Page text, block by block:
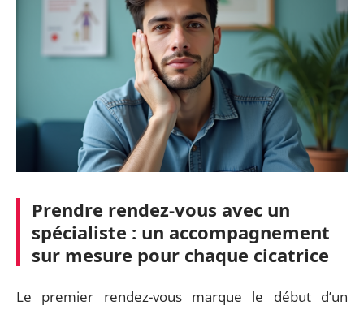
Prendre rendez-vous avec un
spécialiste : un accompagnement
sur mesure pour chaque cicatrice
Le premier rendez-vous marque le début d’un